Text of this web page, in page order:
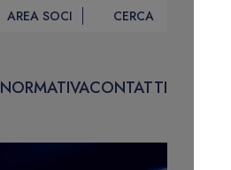
AREA SOCI CERCA
NORMATIVACONTATTI